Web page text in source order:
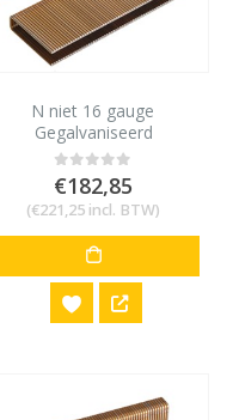
N niet 16 gauge
Gegalvaniseerd
10,6x22mm 20.000 stuks
0out of 5
€182,85
(€221,25 incl. BTW)